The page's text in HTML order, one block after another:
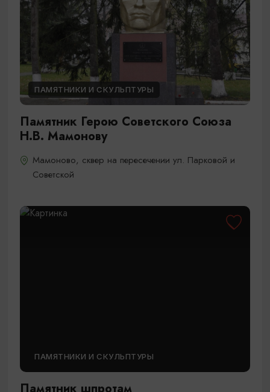
ПАМЯТНИКИ И СКУЛЬПТУРЫ
Памятник Герою Советского Союза
Н.В. Мамонову
Мамоново, сквер на пересечении ул. Парковой и
Советской
ПАМЯТНИКИ И СКУЛЬПТУРЫ